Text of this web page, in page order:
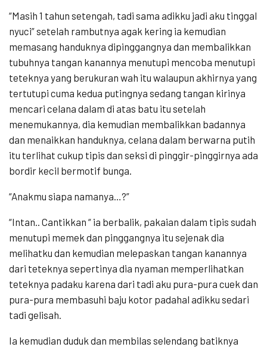
“Masih 1 tahun setengah, tadi sama adikku jadi aku tinggal
nyuci” setelah rambutnya agak kering ia kemudian
memasang handuknya dipinggangnya dan membalikkan
tubuhnya tangan kanannya menutupi mencoba menutupi
teteknya yang berukuran wah itu walaupun akhirnya yang
tertutupi cuma kedua putingnya sedang tangan kirinya
mencari celana dalam di atas batu itu setelah
menemukannya, dia kemudian membalikkan badannya
dan menaikkan handuknya, celana dalam berwarna putih
itu terlihat cukup tipis dan seksi di pinggir-pinggirnya ada
bordir kecil bermotif bunga.
“Anakmu siapa namanya…?”
“Intan.. Cantikkan “ ia berbalik, pakaian dalam tipis sudah
menutupi memek dan pinggangnya itu sejenak dia
melihatku dan kemudian melepaskan tangan kanannya
dari teteknya sepertinya dia nyaman memperlihatkan
teteknya padaku karena dari tadi aku pura-pura cuek dan
pura-pura membasuhi baju kotor padahal adikku sedari
tadi gelisah.
Ia kemudian duduk dan membilas selendang batiknya